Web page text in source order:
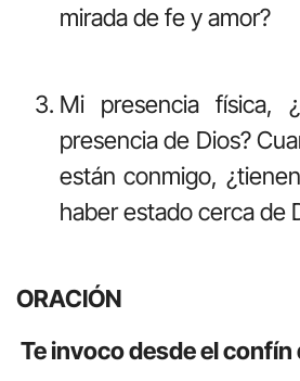
mirada de fe y amor?
Mi presencia física,
presencia de Dios?
están conmigo,
haber estado cerca de
ORACIÓN
Te invoco desde el confín